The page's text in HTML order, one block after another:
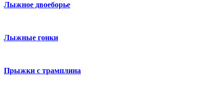
Лыжное двоеборье
Лыжные гонки
Прыжки с трамплина